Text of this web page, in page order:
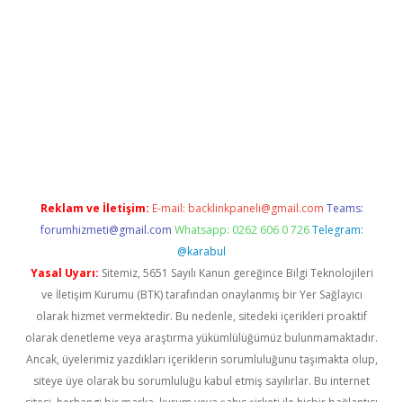
Reklam ve İletişim: E-mail: backlinkpaneli@gmail.com Teams:
forumhizmeti@gmail.com Whatsapp: 0262 606 0 726 Telegram:
@karabul
Yasal Uyarı: Sitemiz, 5651 Sayılı Kanun gereğince Bilgi Teknolojileri
ve İletişim Kurumu (BTK) tarafından onaylanmış bir Yer Sağlayıcı
olarak hizmet vermektedir. Bu nedenle, sitedeki içerikleri proaktif
olarak denetleme veya araştırma yükümlülüğümüz bulunmamaktadır.
Ancak, üyelerimiz yazdıkları içeriklerin sorumluluğunu taşımakta olup,
siteye üye olarak bu sorumluluğu kabul etmiş sayılırlar. Bu internet